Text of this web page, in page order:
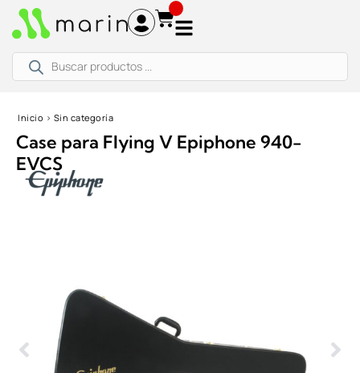
productos
Inicio › Sin categoría
Case para Flying V Epiphone 940-
EVCS